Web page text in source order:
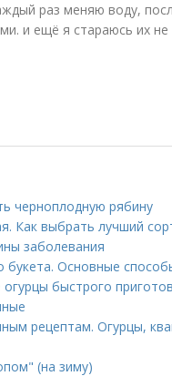
раз меняю воду,
и ещё я стараюсь их
черноплодную рябину
Как выбрать лучший
заболевания
букета. Основные
быстрого
рецептам. Огурцы,
(на зиму)